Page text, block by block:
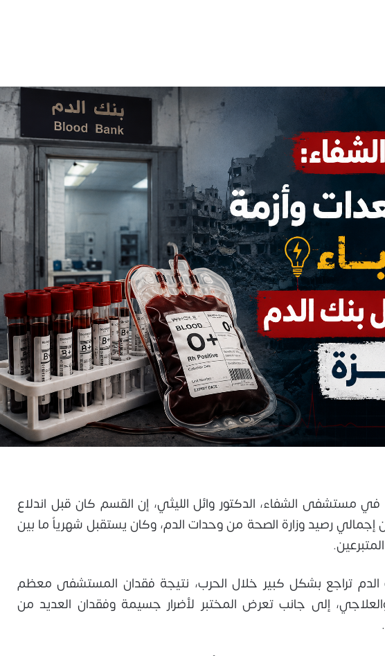
مستشفى الشفاء، الدكتور وائل الليثي، إن القسم كان قبل اندلاع
نحو 40% من إجمالي رصيد وزارة الصحة من وحدات الدم، وكان يستقبل شهرياً ما بين
الدم تراجع بشكل كبير خلال الحرب، نتيجة فقدان المستشفى معظم
إلى جانب تعرض المختبر لأضرار جسيمة وفقدان العديد من